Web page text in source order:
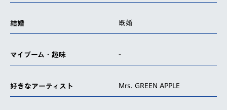
結婚 既婚
マイブーム・趣味 -
好きなアーティスト Mrs. GREEN APPLE